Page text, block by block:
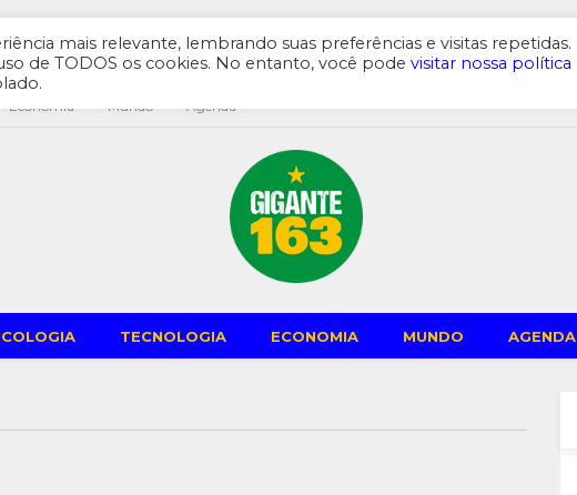
Economia Mundo Agenda
TECNOLOGIA ECONOMIA MUNDO AGENDA
mais relevante, lembrando suas preferências e visitas repetidas.
de TODOS os cookies. No entanto, você pode visitar nossa política